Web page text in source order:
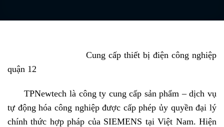
Cung cấp thiết bị điện công nghiệp
quận 12
TPNewtech là công ty cung cấp sản phẩm – dịch vụ
tự động hóa công nghiệp được cấp phép ủy quyền đại lý
chính thức hợp pháp của SIEMENS tại Việt Nam. Hiện